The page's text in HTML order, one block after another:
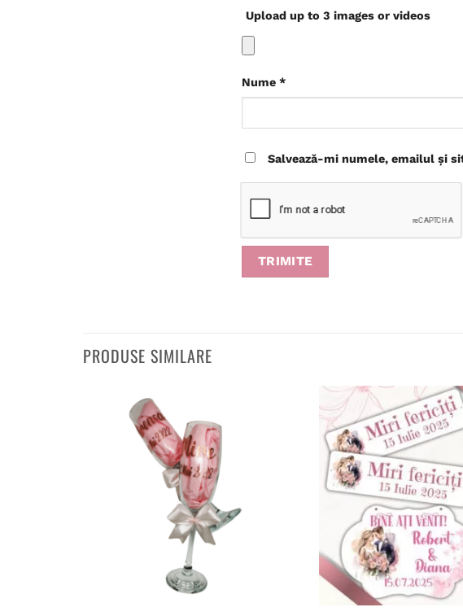
Upload up to 3 images or videos
Nume *
Salvează-mi numele, emailul și
PRODUSE SIMILARE